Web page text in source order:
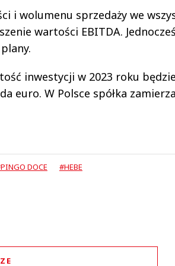
i wolumenu sprzedaży we
wartości EBITDA.
inwestycji w 2023 roku będzie
euro. W Polsce spółka zamierza
DOCE
#HEBE